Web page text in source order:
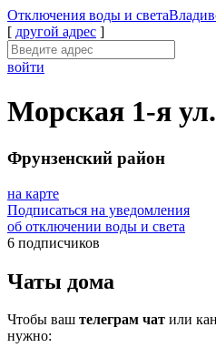
Отключения воды и света
[ другой адрес ]
войти
Морская 1-я
Фрунзенский район
на карте
Подписаться на уведомления
об отключении воды и света
6 подписчиков
Чаты дома
Чтобы ваш телеграм чат или
нужно: